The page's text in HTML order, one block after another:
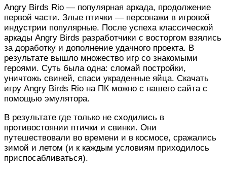
Angry Birds Rio — популярная аркада, продолжение
первой части. Злые птички — персонажи в игровой
индустрии популярные. После успеха классической
аркады Angry Birds разработчики с восторгом взялись
за доработку и дополнение удачного проекта. В
результате вышло множество игр со знакомыми
героями. Суть была одна: сломай постройки,
уничтожь свиней, спаси украденные яйца. Скачать
игру Angry Birds Rio на ПК можно с нашего сайта с
помощью эмулятора.
В результате где только не сходились в
противостоянии птички и свинки. Они
путешествовали во времени и в космосе, сражались
зимой и летом (и к каждым условиям приходилось
приспосабливаться).